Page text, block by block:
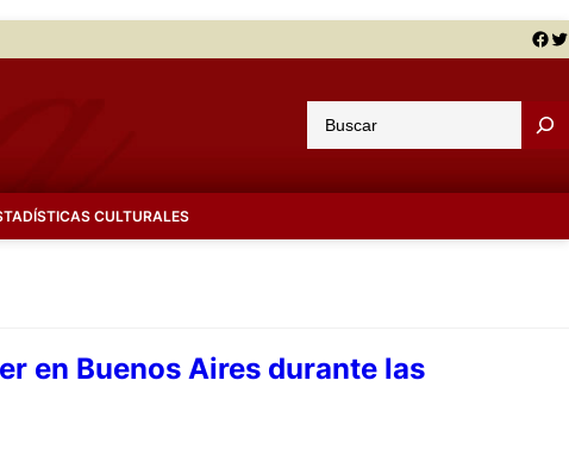
Facebook Twitter
u
a
CULTURALES
en Buenos Aires durante las